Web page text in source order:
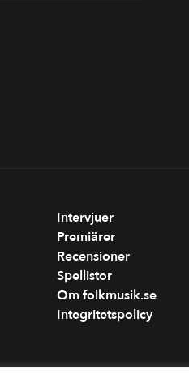
Intervjuer
Premiärer
Recensioner
Spellistor
Om folkmusik.se
Integritetspolicy